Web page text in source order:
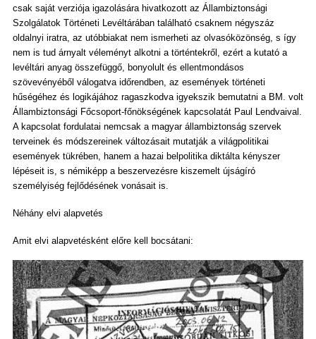
csak saját verziója igazolására hivatkozott az Állambiztonsági
Szolgálatok Történeti Levéltárában található csaknem négyszáz
oldalnyi iratra, az utóbbiakat nem ismerheti az olvasóközönség, s így
nem is tud árnyalt véleményt alkotni a történtekről, ezért a kutató a
levéltári anyag összefüggő, bonyolult és ellentmondásos
szövevényéből válogatva időrendben, az események történeti
hűségéhez és logikájához ragaszkodva igyekszik bemutatni a BM. volt
Állambiztonsági Főcsoport-főnökségének kapcsolatát Paul Lendvaival.
A kapcsolat fordulatai nemcsak a magyar állambiztonság szervek
terveinek és módszereinek változásait mutatják a világpolitikai
események tükrében, hanem a hazai belpolitika diktálta kényszer
lépéseit is, s némiképp a beszervezésre kiszemelt újságíró
személyiség fejlődésének vonásait is.
Néhány elvi alapvetés
Amit elvi alapvetésként előre kell bocsátani: